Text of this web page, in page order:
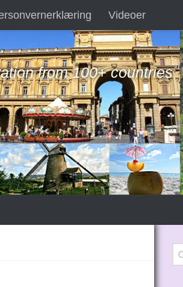
Videoer
from 100+ countries